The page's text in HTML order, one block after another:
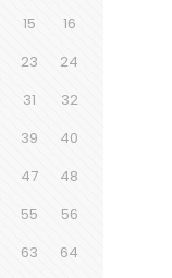
15
16
23
24
31
32
39
40
47
48
55
56
63
64